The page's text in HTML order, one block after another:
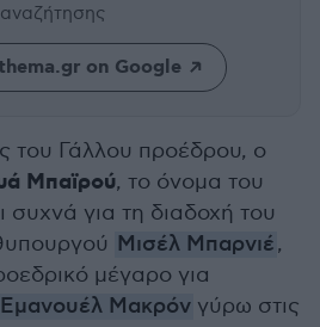
αναζήτησης
on Google
του Γάλλου προέδρου, ο
Μπαϊρού, το όνομα του
συχνά για τη διαδοχή του
Μισέλ Μπαρνιέ,
μέγαρο για
Εμανουέλ Μακρόν γύρω στις